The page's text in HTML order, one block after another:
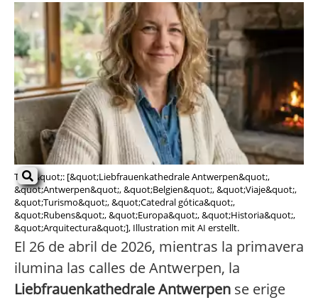
Tags&quot;: [&quot;Liebfrauenkathedrale Antwerpen&quot;,
&quot;Antwerpen&quot;, &quot;Belgien&quot;, &quot;Viaje&quot;,
&quot;Turismo&quot;, &quot;Catedral gótica&quot;,
&quot;Rubens&quot;, &quot;Europa&quot;, &quot;Historia&quot;,
&quot;Arquitectura&quot;], Illustration mit AI erstellt.
El 26 de abril de 2026, mientras la primavera
ilumina las calles de Antwerpen, la
Liebfrauenkathedrale Antwerpen se erige